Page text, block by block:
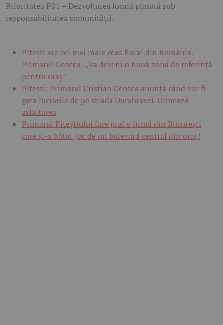
Prioritatea P01 – Dezvoltarea locală plasată sub
responsabilitatea comunității.
Pitești are cel mai mare ceas floral din România.
Primarul Gentea: „Va deveni o nouă zonă de referință
pentru oraș”
Pitești: Primarul Cristian Gentea anunță când vor fi
gata lucrările de pe strada Dumbravei. Urmează
asfaltarea
Primarul Piteștiului face praf o firmă din București
care și-a bătut joc de un bulevard central din oraș!